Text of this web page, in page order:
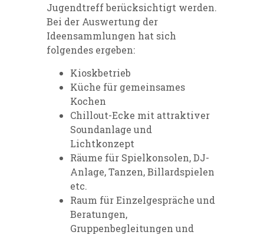
Jugendtreff berücksichtigt werden.
Bei der Auswertung der
Ideensammlungen hat sich
folgendes ergeben:
Kioskbetrieb
Küche für gemeinsames
Kochen
Chillout-Ecke mit attraktiver
Soundanlage und
Lichtkonzept
Räume für Spielkonsolen, DJ-
Anlage, Tanzen, Billardspielen
etc.
Raum für Einzelgespräche und
Beratungen,
Gruppenbegleitungen und